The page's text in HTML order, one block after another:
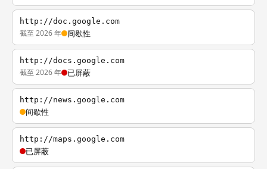
http://doc.google.com
截至 2026 年 间歇性
http://docs.google.com
截至 2026 年 已屏蔽
http://news.google.com
间歇性
http://maps.google.com
已屏蔽